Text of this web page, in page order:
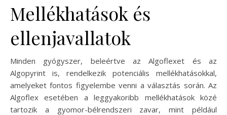
Mellékhatások és
ellenjavallatok
Minden gyógyszer, beleértve az Algoflexet és az
Algopyrint is, rendelkezik potenciális mellékhatásokkal,
amelyeket fontos figyelembe venni a választás során. Az
Algoflex esetében a leggyakoribb mellékhatások közé
tartozik a gyomor-bélrendszeri zavar, mint például